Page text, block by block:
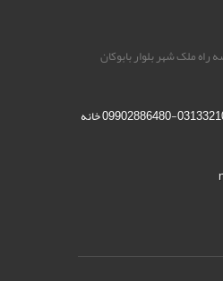
راه ملک شهر بلوار بابوکان
03133210223-09902886480 خانه